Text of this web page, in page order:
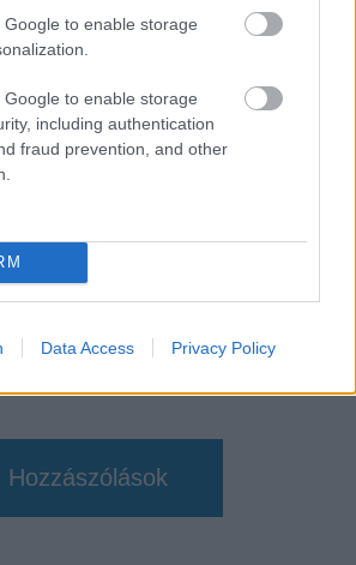
Google to enable storage
Google to enable storage
including authentication
fraud prevention, and other
Data Access Privacy Policy
a balatoni strandröplabda-
Hozzászólások